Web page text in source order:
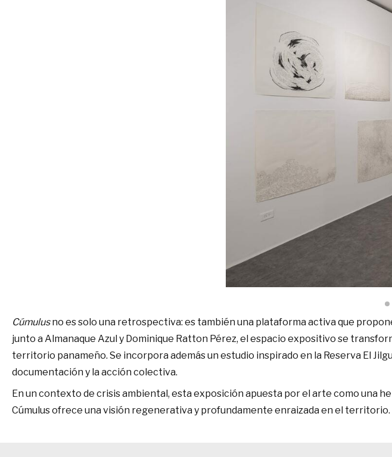
Cúmulusno es solo una retrospectiva: es también una plataforma activa que
junto a Almanaque Azul y Dominique Ratton Pérez, el espacio expositivo se
territorio panameño. Se incorpora además un estudio inspirado en la Reserva El
documentación y la acción colectiva.
En un contexto de crisis ambiental, esta exposición apuesta por el arte como una
Cúmulus ofrece una visión regenerativa y profundamente enraizada en el territorio.